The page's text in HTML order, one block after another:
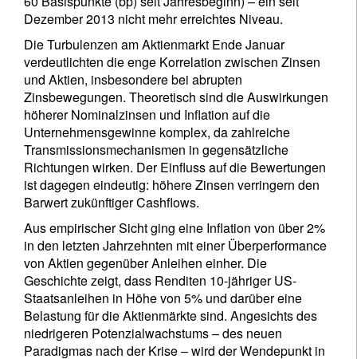
Dezember 2013 nicht mehr erreichtes Niveau.
Die Turbulenzen am Aktienmarkt Ende Januar
verdeutlichten die enge Korrelation zwischen Zinsen
und Aktien, insbesondere bei abrupten
Zinsbewegungen. Theoretisch sind die Auswirkungen
höherer Nominalzinsen und Inflation auf die
Unternehmensgewinne komplex, da zahlreiche
Transmissionsmechanismen in gegensätzliche
Richtungen wirken. Der Einfluss auf die Bewertungen
ist dagegen eindeutig: höhere Zinsen verringern den
Barwert zukünftiger Cashflows.
Aus empirischer Sicht ging eine Inflation von über 2%
in den letzten Jahrzehnten mit einer Überperformance
von Aktien gegenüber Anleihen einher. Die
Geschichte zeigt, dass Renditen 10-jähriger US-
Staatsanleihen in Höhe von 5% und darüber eine
Belastung für die Aktienmärkte sind. Angesichts des
niedrigeren Potenzialwachstums – des neuen
Paradigmas nach der Krise – wird der Wendepunkt in